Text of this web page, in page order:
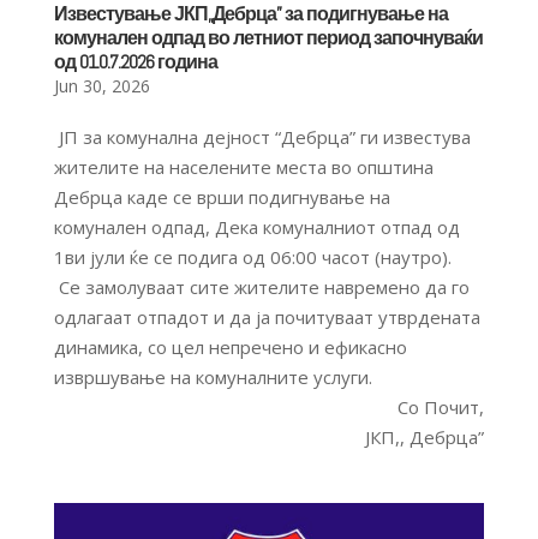
Известување ЈКП,,Дебрца” за подигнување на
комунален одпад во летниот период започнуваќи
од 01.0.7.2026 година
Jun 30, 2026
ЈП за комунална дејност “Дебрца” ги известува
жителите на населените места во општина
Дебрца каде се врши подигнување на
комунален одпад, Дека комуналниот отпад од
1ви јули ќе се подига од 06:00 часот (наутро).
Се замолуваат сите жителите навремено да го
одлагаат отпадот и да ја почитуваат утврдената
динамика, со цел непречено и ефикасно
извршување на комуналните услуги.
Со Почит,
ЈКП,, Дебрца”